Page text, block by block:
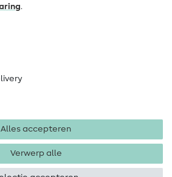
.
Alles accepteren
Verwerp alle
Algemene voorwaarden